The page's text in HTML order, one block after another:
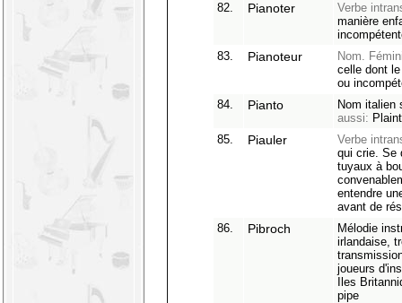
82.
Pianoter
Verbe
manière
83.
Pianoteur
Nom.
celle dont
ou
84.
Pianto
Nom italien
aussi:
85.
Piauler
Verbe
qui crie. Se
tuyaux à
entendre
avant de
86.
Pibroch
Mélodie
irlandaise,
joueurs
Iles
pipe